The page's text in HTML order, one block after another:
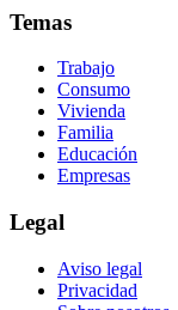
Temas
Trabajo
Consumo
Vivienda
Familia
Educación
Empresas
Legal
Aviso legal
Privacidad